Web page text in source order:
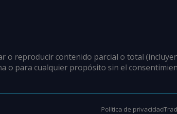
o reproducir contenido parcial o total
o para cualquier propósito sin el
Política de privacidad